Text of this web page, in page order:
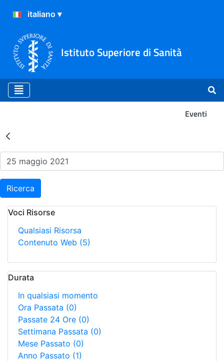
Istituto Superiore di Sanità
Eventi
Risultati della Ricerca -
Ricerca
Voci Risorse
Qualsiasi Risorsa
Contenuto Web (5)
Durata
In qualsiasi momento
Ora Passata (0)
Passate 24 Ore (0)
Settimana Passata (0)
Mese Passato (0)
Anno Passato (1)